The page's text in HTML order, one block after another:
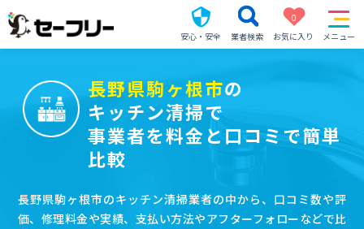
安心・安全 業者検索
0
お気に入り
メニュー
長野県駒ヶ根市の
キッチン清掃で
事業者を料金と口コミで簡単
比較
長野県駒ヶ根市のキッチン清掃業者の中から、口コミ数や評
価、修理料金や実績、支払い方法やアフターフォローなどで比